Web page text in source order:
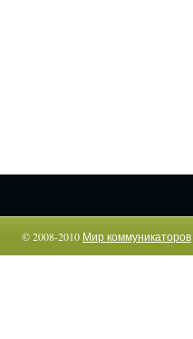
© 2008-2010 Мир коммуникаторов